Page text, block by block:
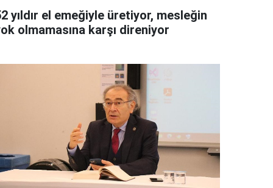
yıldır el emeğiyle üretiyor, mesleğin
olmamasına karşı direniyor